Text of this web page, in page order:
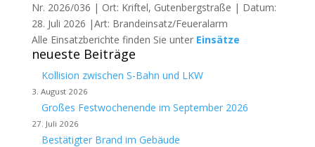
Nr. 2026/036 | Ort: Kriftel, Gutenbergstraße | Datum:
28. Juli 2026 |Art: Brandeinsatz/Feueralarm
Alle Einsatzberichte finden Sie unter Einsätze
neueste Beiträge
Kollision zwischen S-Bahn und LKW
3. August 2026
Großes Festwochenende im September 2026
27. Juli 2026
Bestätigter Brand im Gebäude